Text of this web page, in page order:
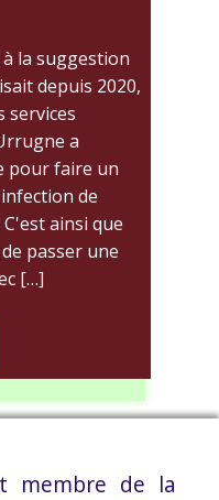
la suggestion
depuis 2020,
services
a
pour faire un
de
ainsi que
passer une
[…]
membre de la